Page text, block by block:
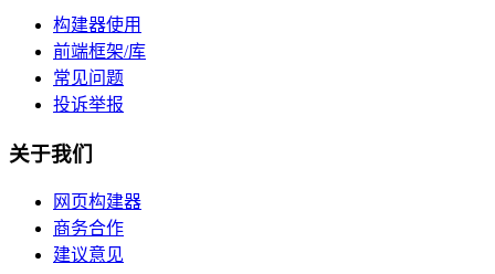
构建器使用
前端框架/库
常见问题
投诉举报
关于我们
网页构建器
商务合作
建议意见